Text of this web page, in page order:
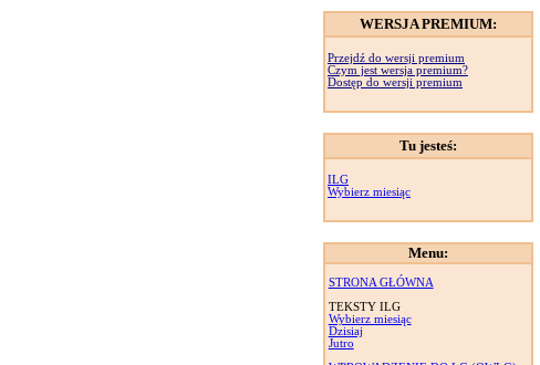
WERSJA PREMIUM:
Przejdź do wersji premium
Czym jest wersja premium?
Dostęp do wersji premium
Tu jesteś:
ILG
Wybierz miesiąc
Menu:
STRONA GŁÓWNA
TEKSTY ILG
Wybierz miesiąc
Dzisiaj
Jutro